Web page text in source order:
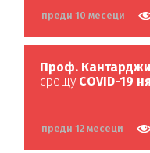
преди 10 месеци
Проф.
срещу COVID-19
преди 12 месеци